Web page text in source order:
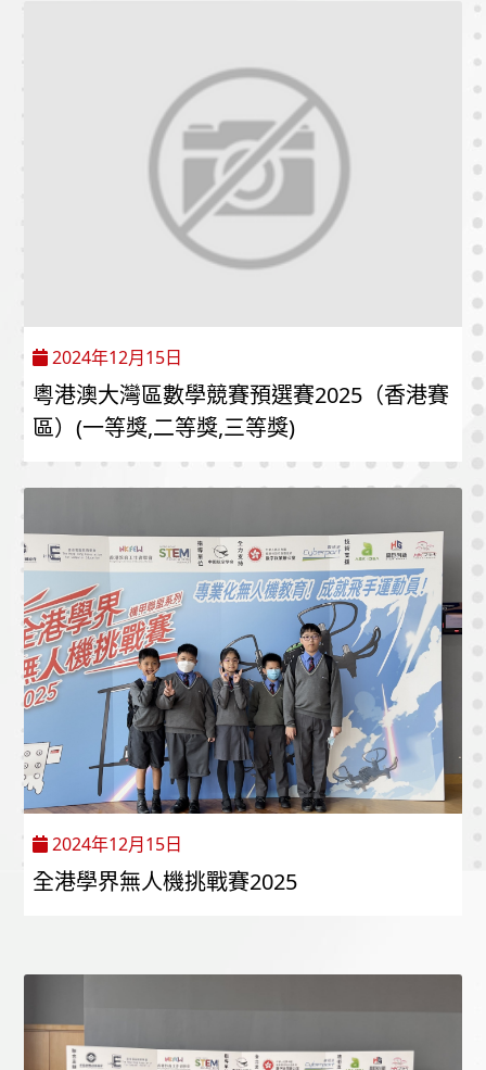
2024年12月15日
粵港澳大灣區數學競賽預選賽2025（香港賽
區）(一等獎,二等獎,三等獎)
2024年12月15日
全港學界無人機挑戰賽2025